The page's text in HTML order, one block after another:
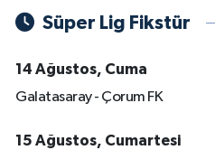
Süper Lig Fikstür
14 Ağustos, Cuma
Galatasaray - Çorum FK
15 Ağustos, Cumartesi